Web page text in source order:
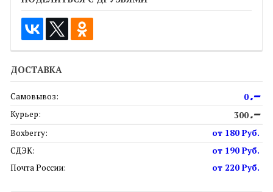
ДОСТАВКА
Самовывоз: 0Р
Курьер: 300Р
Boxberry:
от 180 Руб.
СДЭК:
от 190 Руб.
Почта России:
от 220 Руб.